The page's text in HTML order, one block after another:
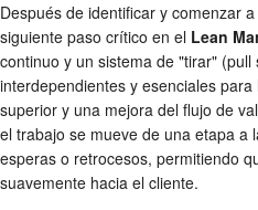
Después de identificar y comenzar
siguiente paso crítico en el Lean
continuo y un sistema de "tirar"
interdependientes y esenciales
superior y una mejora del flujo de
el trabajo se mueve de una etapa a
esperas o retrocesos, permitiendo
suavemente hacia el cliente.